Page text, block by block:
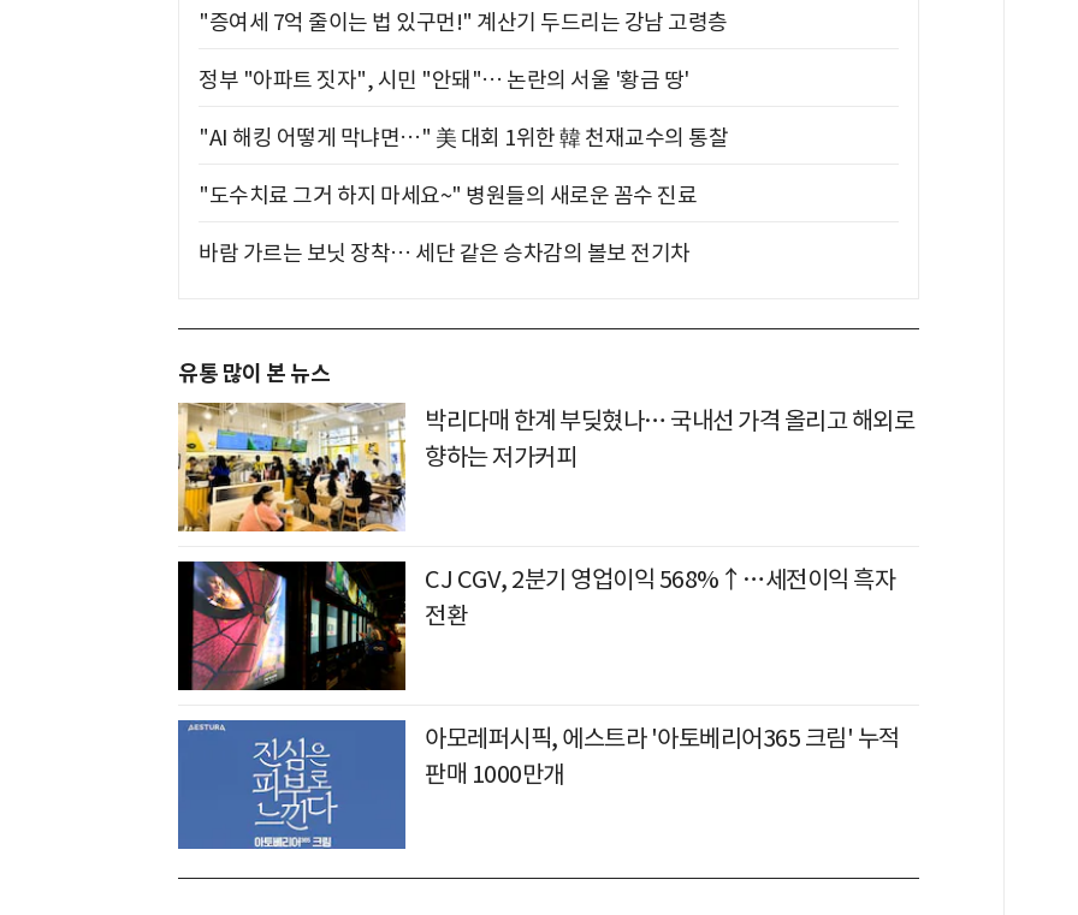
"증여세 7억 줄이는 법 있구먼!" 계산기 두드리는 강남 고령층
정부 "아파트 짓자", 시민 "안돼"… 논란의 서울 '황금 땅'
"AI 해킹 어떻게 막냐면…" 美 대회 1위한 韓 천재교수의 통찰
"도수치료 그거 하지 마세요~" 병원들의 새로운 꼼수 진료
바람 가르는 보닛 장착… 세단 같은 승차감의 볼보 전기차
유통 많이 본 뉴스
박리다매 한계 부딪혔나… 국내선 가격 올리고 해외로
향하는 저가커피
CJ CGV, 2분기 영업이익 568%↑…세전이익 흑자
전환
아모레퍼시픽, 에스트라 '아토베리어365 크림' 누적
판매 1000만개